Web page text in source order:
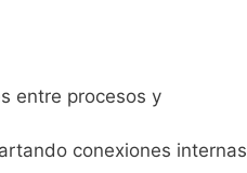
entre procesos y
conexiones internas